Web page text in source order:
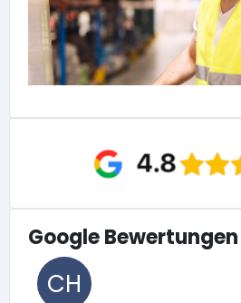
Google Bewertungen
CH